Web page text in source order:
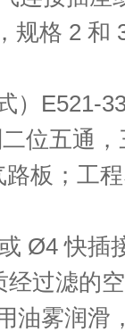
规格 2 和
）E521-
位五通，
板；工
Ø4 快插
过滤的
油雾润滑